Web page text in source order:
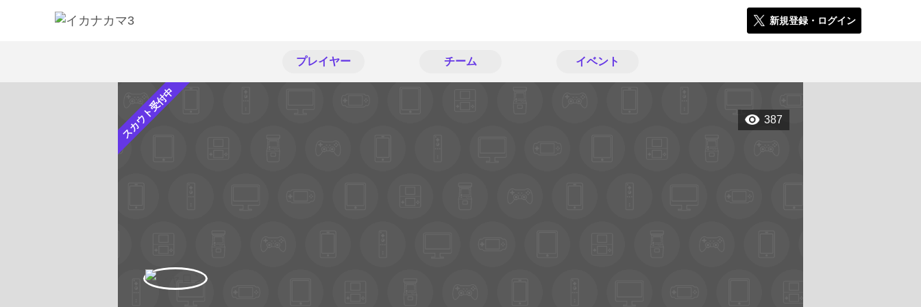
新規登録・ログイン
プレイヤー チーム イベント
スカウト受付中 387